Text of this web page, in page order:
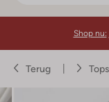
Shop nu:
Terug